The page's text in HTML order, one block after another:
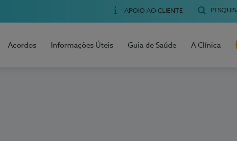
APOIO AO CLIENTE
Acordos Informações Úteis Guia de Saúde A Clínica